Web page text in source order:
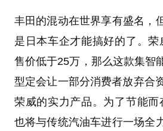
丰田的混动在世界享有盛名，
是日本车企才能搞好的了。
售价低于25万，那么这款集智
型定会让一部分消费者放弃合
荣威的实力产品。为了节能而
也将与传统汽油车进行一场全